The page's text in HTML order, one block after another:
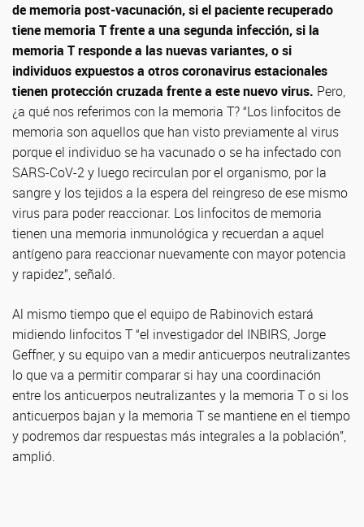
de memoria post-vacunación, si el paciente recuperado
tiene memoria T frente a una segunda infección, si la
memoria T responde a las nuevas variantes, o si
individuos expuestos a otros coronavirus estacionales
tienen protección cruzada frente a este nuevo virus. Pero,
¿a qué nos referimos con la memoria T? “Los linfocitos de
memoria son aquellos que han visto previamente al virus
porque el individuo se ha vacunado o se ha infectado con
SARS-CoV-2 y luego recirculan por el organismo, por la
sangre y los tejidos a la espera del reingreso de ese mismo
virus para poder reaccionar. Los linfocitos de memoria
tienen una memoria inmunológica y recuerdan a aquel
antígeno para reaccionar nuevamente con mayor potencia
y rapidez”, señaló.
Al mismo tiempo que el equipo de Rabinovich estará
midiendo linfocitos T “el investigador del INBIRS, Jorge
Geffner, y su equipo van a medir anticuerpos neutralizantes
lo que va a permitir comparar si hay una coordinación
entre los anticuerpos neutralizantes y la memoria T o si los
anticuerpos bajan y la memoria T se mantiene en el tiempo
y podremos dar respuestas más integrales a la población”,
amplió.